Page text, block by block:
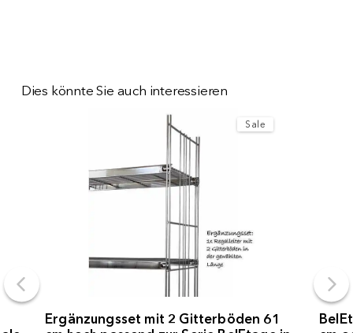
Dies könnte Sie auch interessieren
Sale
Ergänzungsset mit 2 Gitterböden 61